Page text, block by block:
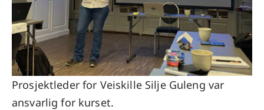
Prosjektleder for Veiskille Silje Guleng var
ansvarlig for kurset.